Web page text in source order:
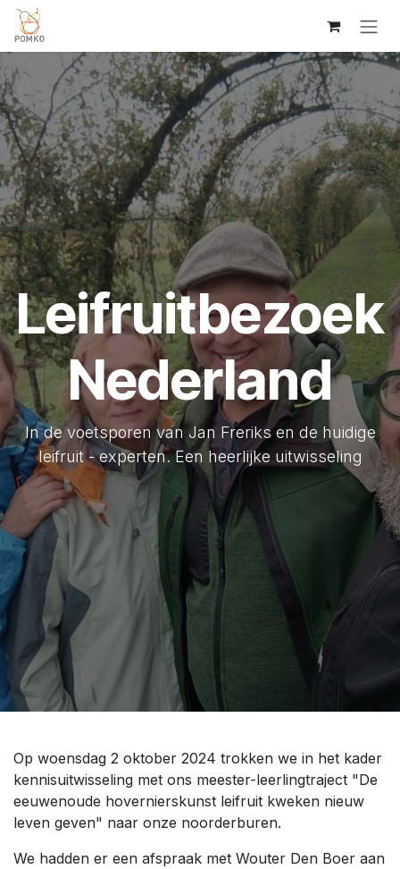
Overslaan naar inhoud
Leifruitbezoek
Nederland
In de voetsporen van Jan Freriks en de huidige
leifruit - experten. Een heerlijke uitwisseling
Op woensdag 2 oktober 2024 trokken we in het kader
kennisuitwisseling met ons meester-leerlingtraject "De
eeuwenoude hovernierskunst leifruit kweken nieuw
leven geven" naar onze noorderburen.
We hadden er een afspraak met Wouter Den Boer aan